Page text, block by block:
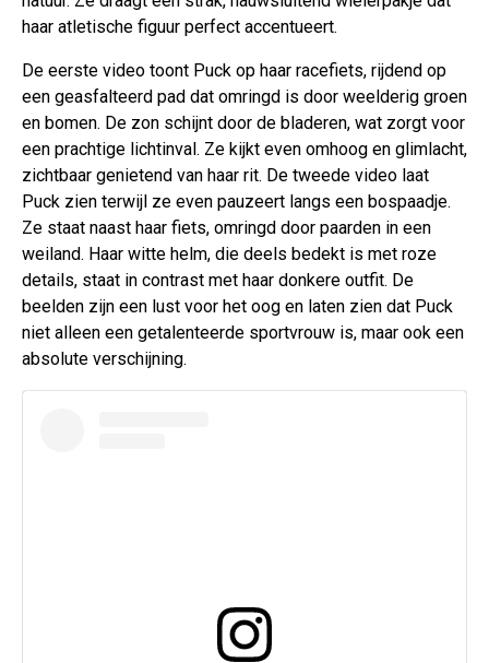
haar atletische figuur perfect accentueert.
De eerste video toont Puck op haar racefiets, rijdend op
een geasfalteerd pad dat omringd is door weelderig groen
en bomen. De zon schijnt door de bladeren, wat zorgt voor
een prachtige lichtinval. Ze kijkt even omhoog en glimlacht,
zichtbaar genietend van haar rit. De tweede video laat
Puck zien terwijl ze even pauzeert langs een bospaadje.
Ze staat naast haar fiets, omringd door paarden in een
weiland. Haar witte helm, die deels bedekt is met roze
details, staat in contrast met haar donkere outfit. De
beelden zijn een lust voor het oog en laten zien dat Puck
niet alleen een getalenteerde sportvrouw is, maar ook een
absolute verschijning.